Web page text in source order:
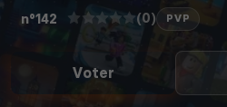
Squad
n°142 (0) PVP
Voter